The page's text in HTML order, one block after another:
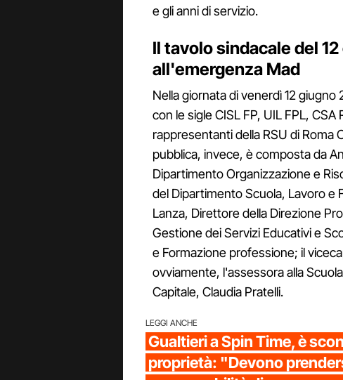
e gli anni di servizio.
Il tavolo sindacale del
all'emergenza Mad
Nella giornata di venerdì 12
con le sigle CISL FP, UIL FPL,
rappresentanti della RSU di Roma
pubblica, invece, è composta da
Dipartimento Organizzazione e
del Dipartimento Scuola, Lavoro e
Lanza, Direttore della Direzione
Gestione dei Servizi Educativi e
e Formazione professione; il
ovviamente, l'assessora alla
Capitale, Claudia Pratelli.
LEGGI ANCHE
Gualtieri a Spin Time, è
proprietà: "Devono